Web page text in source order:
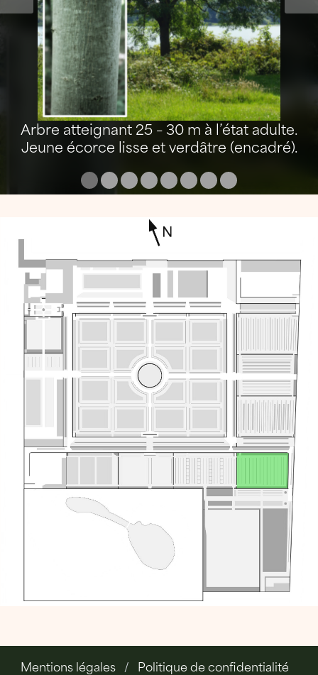
Arbre atteignant 25 – 30 m à l’état adulte.
Jeune écorce lisse et verdâtre (encadré).
Mentions légales Politique de confidentialité